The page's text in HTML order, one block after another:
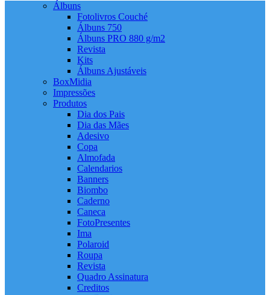
Álbuns
Fotolivros Couché
Álbuns 750
Álbuns PRO 880 g/m2
Revista
Kits
Álbuns Ajustáveis
BoxMidia
Impressões
Produtos
Dia dos Pais
Dia das Mães
Adesivo
Copa
Almofada
Calendarios
Banners
Biombo
Caderno
Caneca
FotoPresentes
Ima
Polaroid
Roupa
Revista
Quadro Assinatura
Creditos